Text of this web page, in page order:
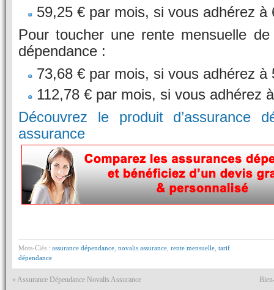
59,25 € par mois, si vous adhérez à
Pour toucher une rente mensuelle
dépendance :
73,68 € par mois, si vous adhérez à
112,78 € par mois, si vous adhérez
Découvrez le produit d’assurance
assurance
Mots-Clés : assurance dépendance novalis assurance rente mensuelle tarif
dépendance
« Assurance Dépendance Novalis Assurance